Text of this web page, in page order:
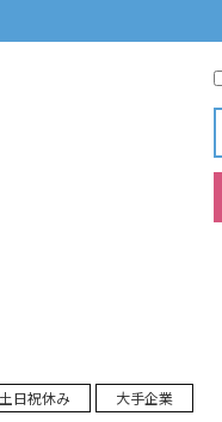
土日祝休み
大手企業